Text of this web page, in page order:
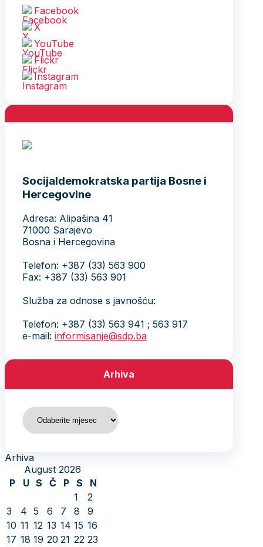
Facebook
X
YouTube
Flickr
Instagram
Socijaldemokratska partija Bosne i
Hercegovine
Adresa: Alipašina 41
71000 Sarajevo
Bosna i Hercegovina
Telefon: +387 (33) 563 900
Fax: +387 (33) 563 901
Služba za odnose s javnošću:
Telefon: +387 (33) 563 941 ; 563 917
e-mail: informisanje@sdp.ba
Arhiva
Arhiva
Arhiva
August 2026
P
U S Č P S
N
1
2
3
4 5 6 7 8
9
10 11 12 13 14 15 16
17 18 19 20 21 22 23